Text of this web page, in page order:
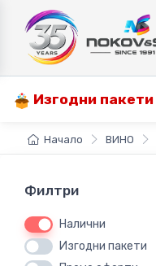
Изгодни пакети
Начало ВИНО
Филтри
Налични
Изгодни пакети